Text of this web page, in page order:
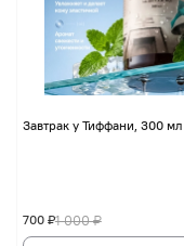
Завтрак у Тиффани, 300 мл
1 000 ₽
700 ₽